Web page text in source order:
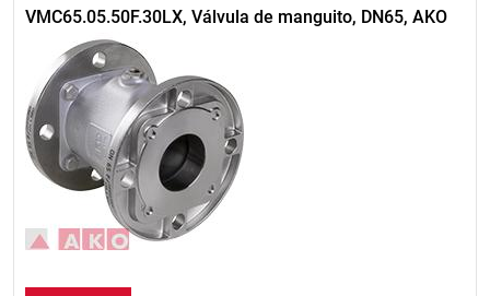
VMC65.05.50F.30LX, Válvula de manguito, DN65, AKO